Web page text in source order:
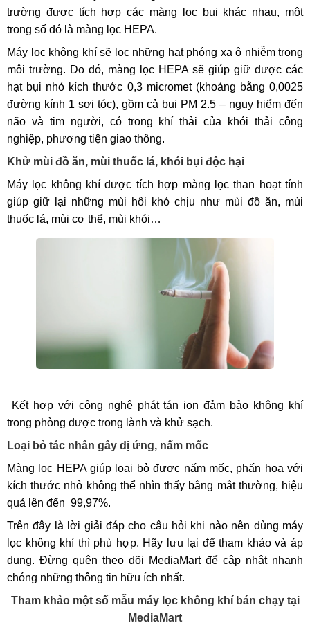
trường được tích hợp các màng lọc bụi khác nhau, một
trong số đó là màng lọc HEPA.
Máy lọc không khí sẽ lọc những hạt phóng xạ ô nhiễm trong
môi trường. Do đó, màng lọc HEPA sẽ giúp giữ được các
hạt bụi nhỏ kích thước 0,3 micromet (khoảng bằng 0,0025
đường kính 1 sợi tóc), gồm cả bụi PM 2.5 – nguy hiểm đến
não và tim người, có trong khí thải của khói thải công
nghiệp, phương tiện giao thông.
Khử mùi đồ ăn, mùi thuốc lá, khói bụi độc hại
Máy lọc không khí được tích hợp màng lọc than hoạt tính
giúp giữ lại những mùi hôi khó chịu như mùi đồ ăn, mùi
thuốc lá, mùi cơ thể, mùi khói…
Kết hợp với công nghệ phát tán ion đảm bảo không khí
trong phòng được trong lành và khử sạch.
Loại bỏ tác nhân gây dị ứng, nấm mốc
Màng lọc HEPA giúp loại bỏ được nấm mốc, phấn hoa với
kích thước nhỏ không thể nhìn thấy bằng mắt thường, hiệu
quả lên đến 99,97%.
Trên đây là lời giải đáp cho câu hỏi khi nào nên dùng máy
lọc không khí thì phù hợp. Hãy lưu lại để tham khảo và áp
dụng. Đừng quên theo dõi MediaMart để cập nhật nhanh
chóng những thông tin hữu ích nhất.
Tham khảo một số mẫu máy lọc không khí bán chạy tại
MediaMart